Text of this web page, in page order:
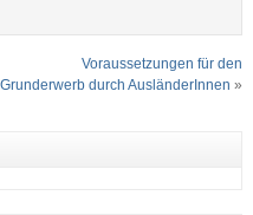
Voraussetzungen für den
Grunderwerb durch AusländerInnen »